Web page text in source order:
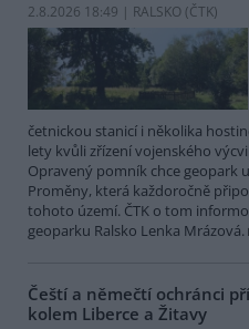
2.8.2026 18:49 | RALSKO (ČTK)
četnickou stanicí i několika
lety kvůli zřízení vojenského
Opravený pomník chce geopark
Proměny, která každoročně
tohoto území. ČTK o tom
geoparku Ralsko Lenka Mrázová.
Čeští a němečtí ochránci
kolem Liberce a Žitavy